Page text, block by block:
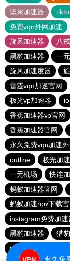
坚果加速器
免费vqn外网加速
旋风加速器
八
黑豹加速器
一
旋风加速度器
雷霆vqn加速官网
极光vp加速器
香蕉加速器vp官网
香蕉加速器官网
永久免费vqn加速外
outline
极光加
一元机场
快连
蚂蚁加速器官网
蚂蚁加速npv下载
instagram免费加速
黑豹加速器
猎
ios加速器
永久免